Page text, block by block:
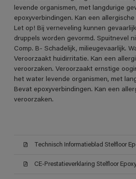
levende organismen, met langdurige
epoxyverbindingen. Kan een
Let op! Bij verneveling kunnen
druppels worden gevormd. Spuitnevel
Comp. B- Schadelijk, milieugevaarlijk.
Veroorzaakt huidirritatie. Kan een
veroorzaken. Veroorzaakt ernstige
het water levende organismen, met
Bevat epoxyverbindingen. Kan een
veroorzaken.
Technisch Informatieblad Stelfloor